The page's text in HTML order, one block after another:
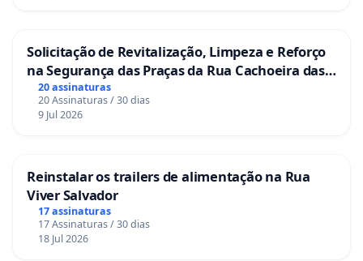
Solicitação de Revitalização, Limpeza e Reforço
na Segurança das Praças da Rua Cachoeira das
Sete Ilhas
20 assinaturas
20 Assinaturas / 30 dias
9 Jul 2026
Reinstalar os trailers de alimentação na Rua
Viver Salvador
17 assinaturas
17 Assinaturas / 30 dias
18 Jul 2026